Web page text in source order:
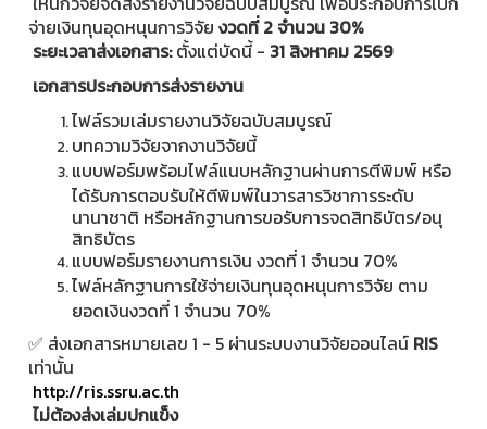
จ่ายเงินทุนอุดหนุนการวิจัย งวดที่ 2 จำนวน 30%
ระยะเวลาส่งเอกสาร:ตั้งแต่บัดนี้ - 31 สิงหาคม 2569
เอกสารประกอบการส่งรายงาน
ไฟล์รวมเล่มรายงานวิจัยฉบับสมบูรณ์
บทความวิจัยจากงานวิจัยนี้
แบบฟอร์มพร้อมไฟล์แนบหลักฐานผ่านการตีพิมพ์ หรือ
ได้รับการตอบรับให้ตีพิมพ์ในวารสารวิชาการระดับ
นานาชาติ หรือหลักฐานการขอรับการจดสิทธิบัตร/อนุ
สิทธิบัตร
แบบฟอร์มรายงานการเงิน งวดที่ 1 จำนวน 70%
ไฟล์หลักฐานการใช้จ่ายเงินทุนอุดหนุนการวิจัย ตาม
ยอดเงินงวดที่ 1 จำนวน 70%
✅ ส่งเอกสารหมายเลข 1 - 5 ผ่านระบบงานวิจัยออนไลน์ RIS
เท่านั้น
http://ris.ssru.ac.th
ไม่ต้องส่งเล่มปกแข็ง